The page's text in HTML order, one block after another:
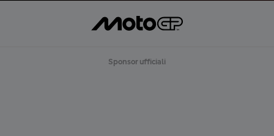
Sponsor ufficiali